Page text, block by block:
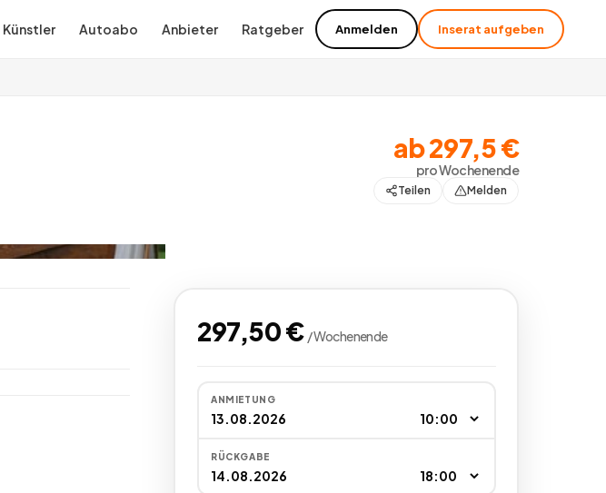
Künstler Autoabo Anbieter Ratgeber Anmelden Inserat aufgeben
ab297,5€
proWochenende
Teilen Melden
297,50€ /Wochenende
ANMIETUNG
RÜCKGABE